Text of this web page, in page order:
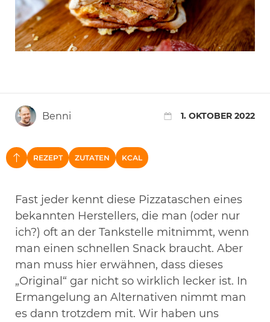
Benni 1. OKTOBER 2022
NACH OBEN
REZEPT ZUTATEN KCAL
Fast jeder kennt diese Pizzataschen eines
bekannten Herstellers, die man (oder nur
ich?) oft an der Tankstelle mitnimmt, wenn
man einen schnellen Snack braucht. Aber
man muss hier erwähnen, dass dieses
„Original“ gar nicht so wirklich lecker ist. In
Ermangelung an Alternativen nimmt man
es dann trotzdem mit. Wir haben uns